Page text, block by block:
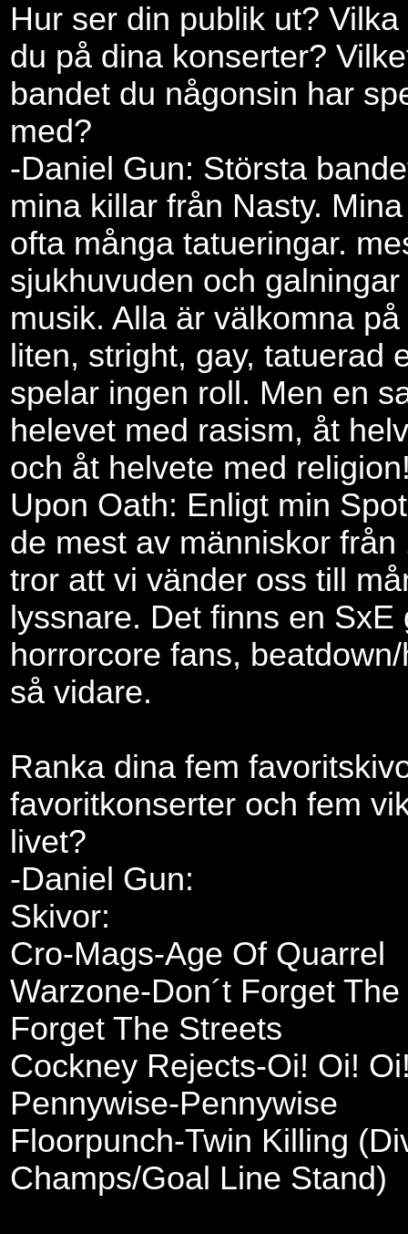
Hur ser din publik ut?
du på dina konserter?
bandet du någonsin har
med?
-Daniel Gun: Största
mina killar från Nasty.
ofta många tatueringar.
sjukhuvuden och galningar
musik. Alla är välkomna
liten, stright, gay, tatuerad
spelar ingen roll. Men en
helevet med rasism, åt
och åt helvete med
Upon Oath: Enligt min
de mest av människor
tror att vi vänder oss till
lyssnare. Det finns en
horrorcore fans,
så vidare.
Ranka dina fem
favoritkonserter och fem
livet?
-Daniel Gun:
Skivor:
Cro-Mags-Age Of Quarrel
Warzone-Don´t Forget
Forget The Streets
Cockney Rejects-Oi! Oi!
Pennywise-Pennywise
Floorpunch-Twin Killing
Champs/Goal Line Stand)